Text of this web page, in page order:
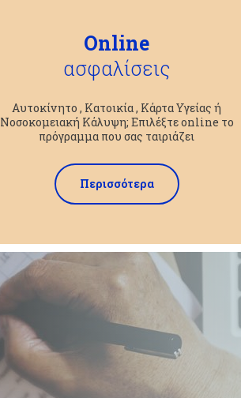
Online
ασφαλίσεις
Αυτοκίνητο , Κατοικία , Κάρτα Υγείας ή
Νοσοκομειακή Κάλυψη; Επιλέξτε online το
πρόγραμμα που σας ταιριάζει
Περισσότερα